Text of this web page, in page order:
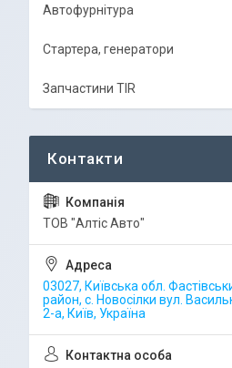
Автофурнітура
Стартера, генератори
Запчастини TIR
ТОВ "Алтіс Авто"
03027, Київська обл.
район, с. Новосілки вул.
2-а, Київ, Україна